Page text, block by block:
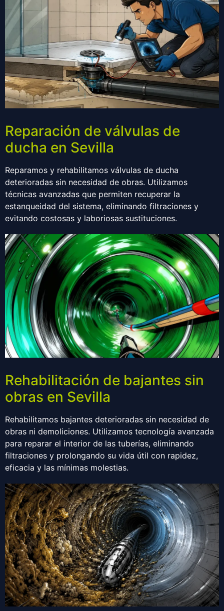
Reparación de válvulas de
ducha en Sevilla
Reparamos y rehabilitamos válvulas de ducha
deterioradas sin necesidad de obras. Utilizamos
técnicas avanzadas que permiten recuperar la
estanqueidad del sistema, eliminando filtraciones y
evitando costosas y laboriosas sustituciones.
Rehabilitación de bajantes sin
obras en Sevilla
Rehabilitamos bajantes deterioradas sin necesidad de
obras ni demoliciones. Utilizamos tecnología avanzada
para reparar el interior de las tuberías, eliminando
filtraciones y prolongando su vida útil con rapidez,
eficacia y las mínimas molestias.